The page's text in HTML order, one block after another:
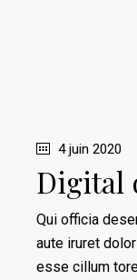
4 juin 2020
Digital
Qui officia
aute iruret
esse cillum